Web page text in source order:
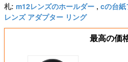
札: m12レンズのホールダー , cの台紙
レンズ アダプター リング
最高の価